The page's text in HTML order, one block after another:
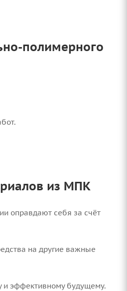
полимерного
из МПК
оправдают себя за счёт
на другие важные
эффективному будущему.